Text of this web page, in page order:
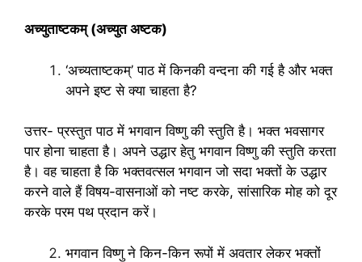
अच्युताष्टकम् (अच्युत अष्टक)
‘अच्यताष्टकम्’ पाठ में किनकी वन्दना की गई है और भक्त
अपने इष्ट से क्या चाहता है?
उत्तर- प्रस्तुत पाठ में भगवान विष्णु की स्तुति है। भक्त भवसागर
पार होना चाहता है। अपने उद्धार हेतु भगवान विष्णु की स्तुति करता
है। वह चाहता है कि भक्तवत्सल भगवान जो सदा भक्तों के उद्धार
करने वाले हैं विषय-वासनाओं को नष्ट करके, सांसारिक मोह को दूर
करके परम पथ प्रदान करें।
भगवान विष्णु ने किन-किन रूपों में अवतार लेकर भक्तों